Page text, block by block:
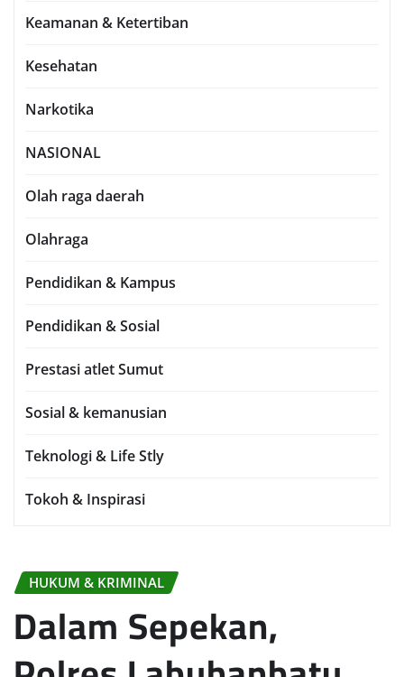
Keamanan & Ketertiban
Kesehatan
Narkotika
NASIONAL
Olah raga daerah
Olahraga
Pendidikan & Kampus
Pendidikan & Sosial
Prestasi atlet Sumut
Sosial & kemanusian
Teknologi & Life Stly
Tokoh & Inspirasi
HUKUM & KRIMINAL
Dalam Sepekan,